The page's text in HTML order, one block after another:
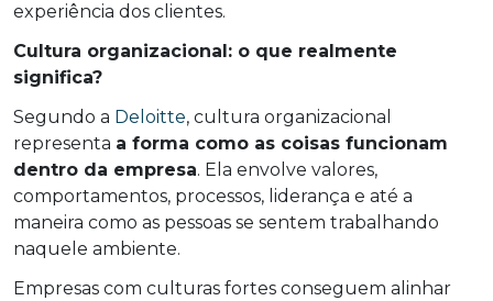
experiência dos clientes.
Cultura organizacional: o que realmente
significa?
Segundo a Deloitte, cultura organizacional
representa a forma como as coisas funcionam
dentro da empresa. Ela envolve valores,
comportamentos, processos, liderança e até a
maneira como as pessoas se sentem trabalhando
naquele ambiente.
Empresas com culturas fortes conseguem alinhar